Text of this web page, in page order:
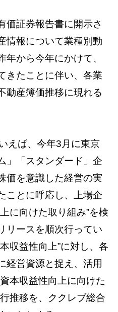
価証券報告書に開示さ
情報について業種別動
年から今年にかけて、
きたことに伴い、各業
動産簿価推移に現れる
えば、今年3月に東京
」「スタンダード」企
価を意識した経営の実
ことに呼応し、上場企
に向けた取り組み”を検
リースを順次行ってい
収益性向上”に対し、各
経営資源と捉え、活用
本収益性向上に向けた
推移を、ククレブ総合